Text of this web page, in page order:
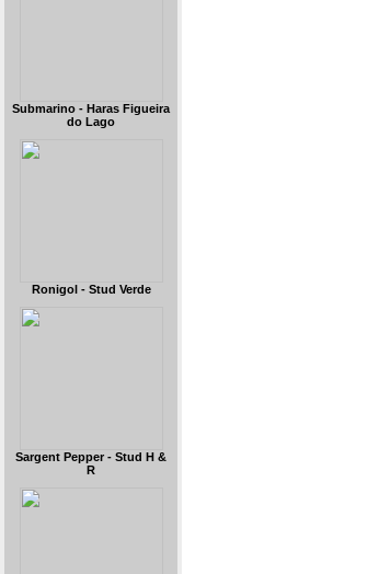
Submarino - Haras Figueira
do Lago
Ronigol - Stud Verde
Sargent Pepper - Stud H &
R